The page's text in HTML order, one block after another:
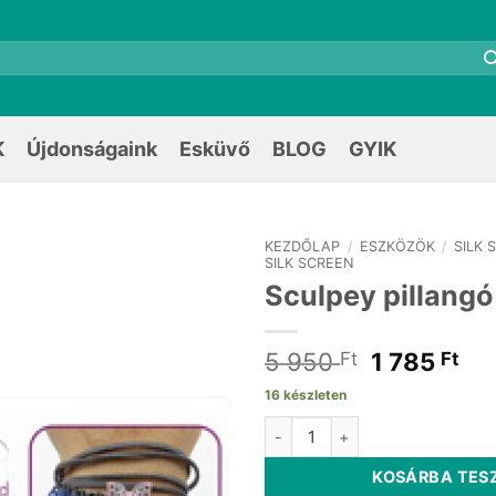
Újdonságaink Esküvő BLOG GYIK
KEZDŐLAP / ESZKÖZÖK / SILK
SILK SCREEN
Sculpey
5 950Ft
Original
950 Ft.
1 785 Ft
16 készleten
KOSÁRBA